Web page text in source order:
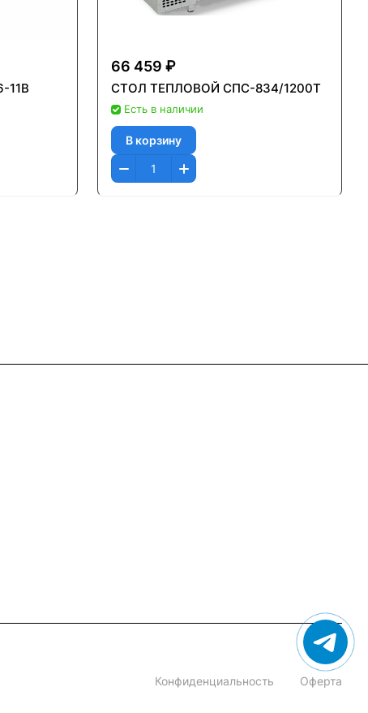
11B
66 459 ₽
СТОЛ ТЕПЛОВОЙ СПС-834/1200Т
Есть в наличии
В корзину
Конфиденциальность Оферта